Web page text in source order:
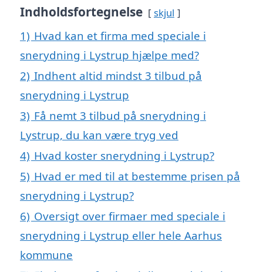
Indholdsfortegnelse skjul
1) Hvad kan et firma med speciale i
snerydning i Lystrup hjælpe med?
2) Indhent altid mindst 3 tilbud på
snerydning i Lystrup
3) Få nemt 3 tilbud på snerydning i
Lystrup, du kan være tryg ved
4) Hvad koster snerydning i Lystrup?
5) Hvad er med til at bestemme prisen på
snerydning i Lystrup?
6) Oversigt over firmaer med speciale i
snerydning i Lystrup eller hele Aarhus
kommune